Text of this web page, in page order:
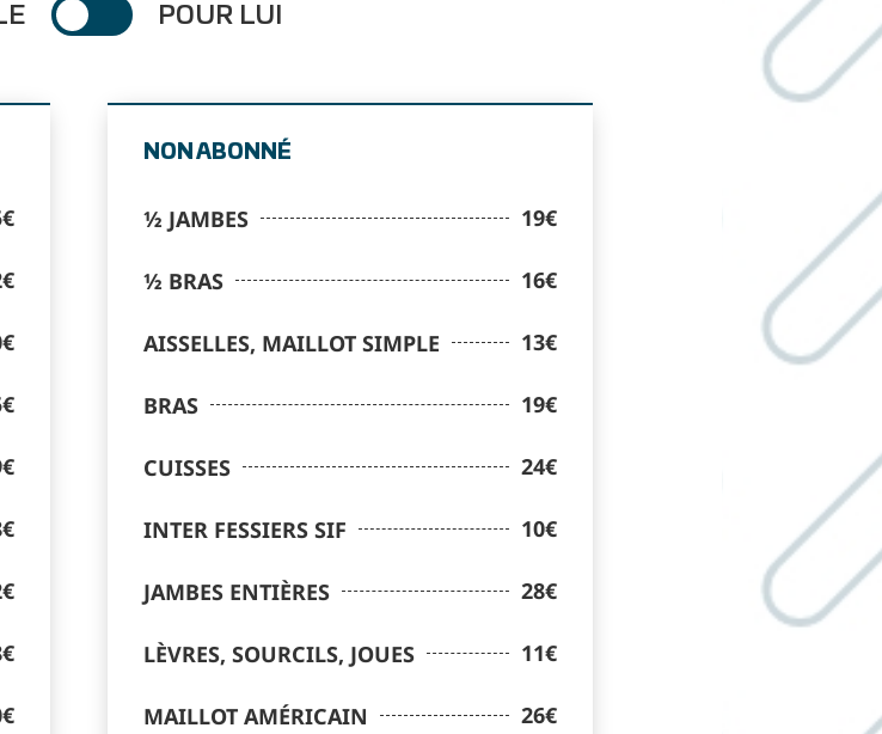
POUR LUI
NON ABONNÉ
½ JAMBES 19€
½ BRAS 16€
AISSELLES, MAILLOT SIMPLE 13€
BRAS 19€
CUISSES 24€
INTER FESSIERS SIF 10€
JAMBES ENTIÈRES 28€
LÈVRES, SOURCILS, JOUES 11€
MAILLOT AMÉRICAIN 26€